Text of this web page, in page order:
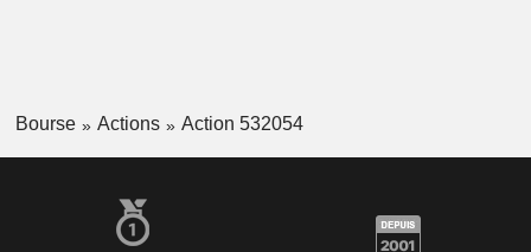
Bourse Actions Action 532054